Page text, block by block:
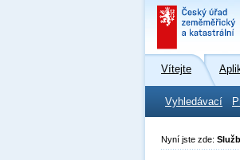
Vítejte
Vyhledávací
Nyní jste zde: